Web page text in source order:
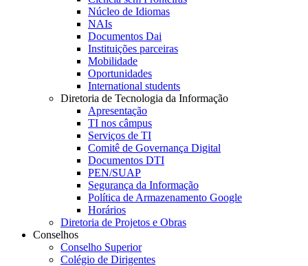
Núcleo de Idiomas
NAIs
Documentos Dai
Instituições parceiras
Mobilidade
Oportunidades
International students
Diretoria de Tecnologia da Informação
Apresentação
TI nos câmpus
Serviços de TI
Comitê de Governança Digital
Documentos DTI
PEN/SUAP
Segurança da Informação
Política de Armazenamento Google
Horários
Diretoria de Projetos e Obras
Conselhos
Conselho Superior
Colégio de Dirigentes